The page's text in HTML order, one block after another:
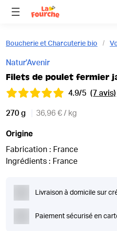
Boucherie et Charcuterie bio
Natur'Avenir
Filets de poulet fermier
4.9/5 (7 avis)
270 g 36,96 € / kg
Origine
Fabrication : France
Ingrédients : France
Livraison à domicile sur
Paiement sécurisé en